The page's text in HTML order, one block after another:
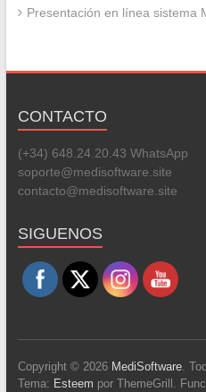
Presentación en línea sistema
CONTACTO
(+34) 648.24.20.43 WhatsApp
soporte@medisoftware.site
contacto@medisoftware.site
SIGUENOS
Copyright © 2026 MediSoftware.
Tema: Esteem por ThemeGrill.